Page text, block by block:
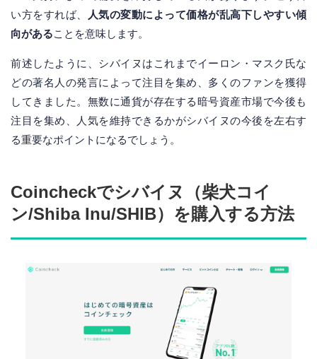
い方をすれば、
人気の変動によって価格が乱高下しやすい傾
向があることを意味します。
前述したように、シバイヌはこれまでイーロン・マスク氏な
どの著名人の発言によって注目を集め、多くのファンを獲得
してきました。無数に通貨が存在する暗号資産市場で今後も
注目を集め、人気を維持できるかがシバイヌの今後を左右す
る重要なポイントになるでしょう。
Coincheckでシバイヌ（柴犬コイ
ン/Shiba Inu/SHIB）を購入する方法